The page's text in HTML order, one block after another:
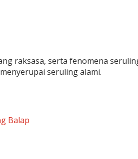
raksasa, serta fenomena
seruling alami.
Balap